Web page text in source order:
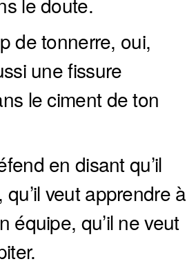
de tonnerre, oui,
une fissure
le ciment de ton
en disant qu’il
veut apprendre à
équipe, qu’il ne veut